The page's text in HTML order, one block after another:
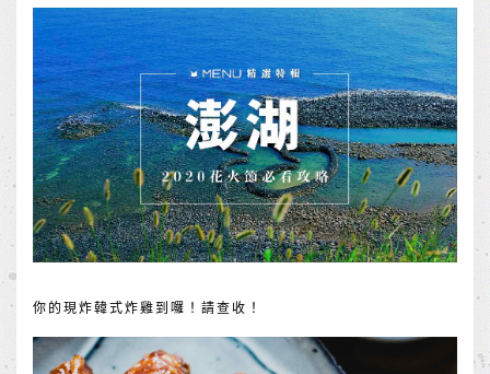
你的現炸韓式炸雞到囉！請查收！